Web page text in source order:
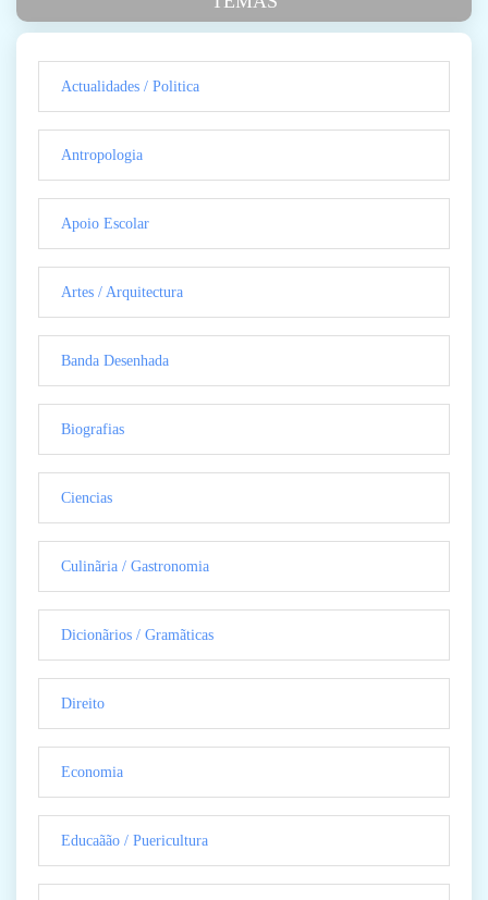
Actualidades / Politica
Antropologia
Apoio Escolar
Artes / Arquitectura
Banda Desenhada
Biografias
Ciencias
Culinãria / Gastronomia
Dicionãrios / Gramãticas
Direito
Economia
Educaãão / Puericultura